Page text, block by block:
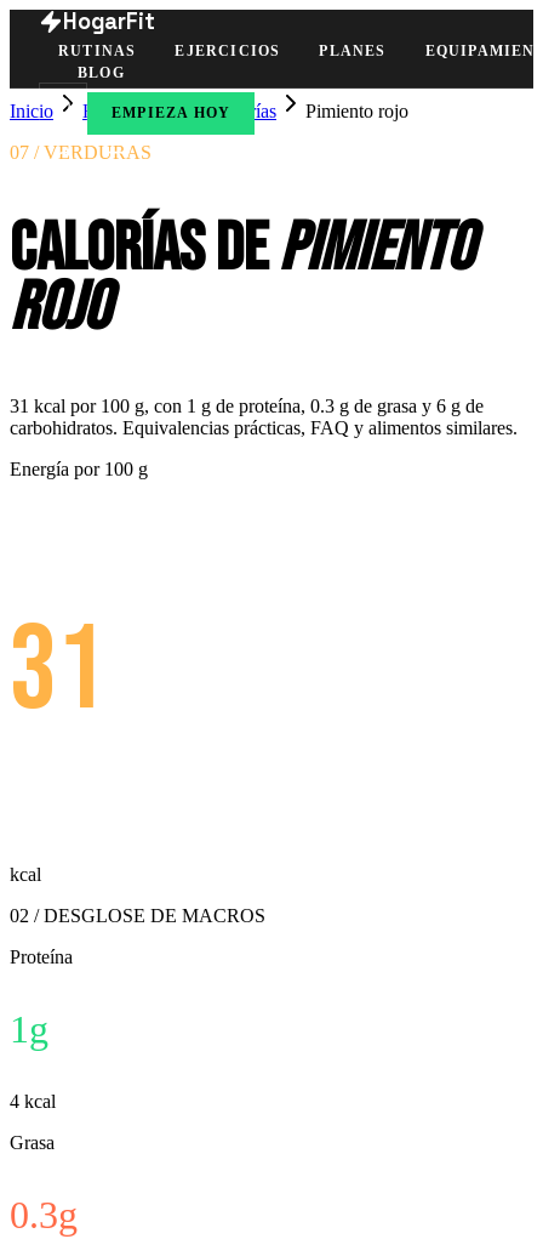
HogarFit
RUTINAS EJERCICIOS PLANES
BLOG
EMPIEZA HOY
Inicio Herramientas Calorías
Pimiento rojo
07 / VERDURAS
Calorías depimiento
rojo
31 kcal por 100 g, con 1 g de proteína, 0.3 g de grasa y 6 g de
carbohidratos. Equivalencias prácticas, FAQ y alimentos similares.
Energía por 100 g
31
kcal
02 / DESGLOSE DE MACROS
Proteína
1g
4 kcal
Grasa
0.3g